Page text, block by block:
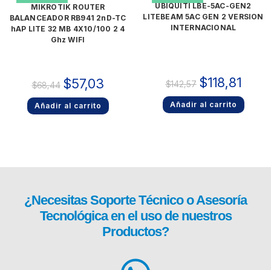
MIKROTIK ROUTER
BALANCEADOR RB941 2nD-TC
hAP LITE 32 MB 4X10/100 2 4
Ghz WIFI
$68,44 $57,03
Añadir al carrito
UBIQUITI LBE-5AC-GEN2
LITEBEAM 5AC GEN 2 VERSION
INTERNACIONAL
$142,57 $118,81
Añadir al carrito
¿NecesitasSoporte Técnicoo Asesoría
Tecnológica en el uso de nuestros
Productos?